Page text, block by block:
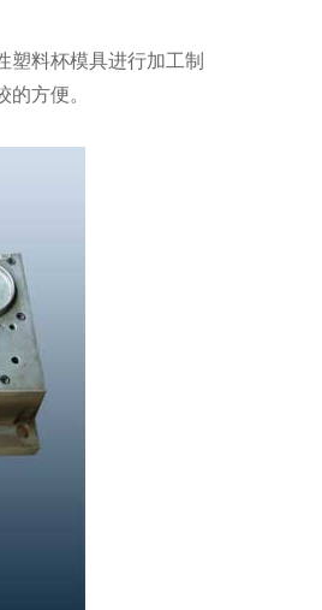
料杯模具进行加工制
方便。